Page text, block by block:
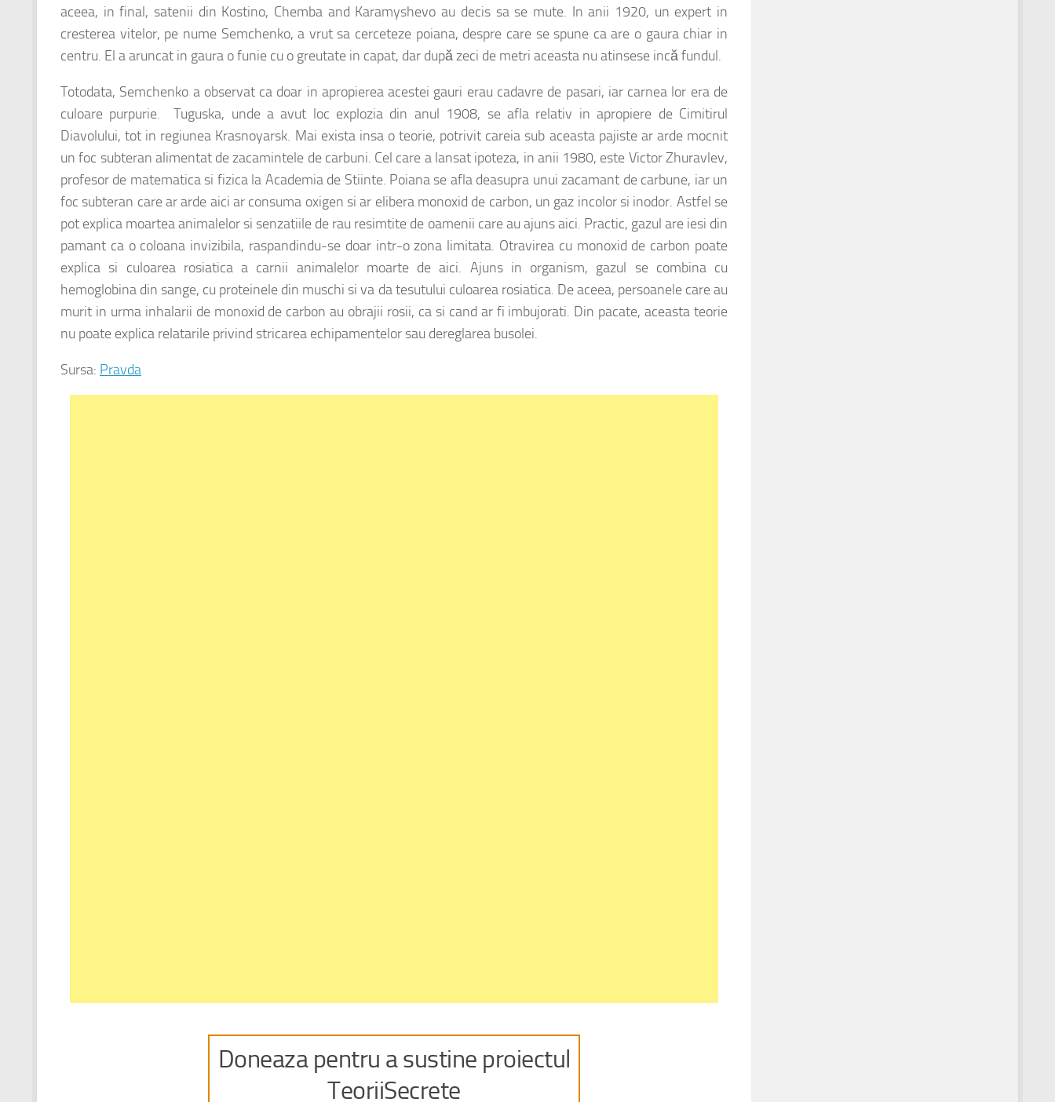
aceea, in final, satenii din Kostino, Chemba and Karamyshevo au decis sa se mute. In anii 1920, un expert in
cresterea vitelor, pe nume Semchenko, a vrut sa cerceteze poiana, despre care se spune ca are o gaura chiar in
centru. El a aruncat in gaura o funie cu o greutate in capat, dar după zeci de metri aceasta nu atinsese incă fundul.
Totodata, Semchenko a observat ca doar in apropierea acestei gauri erau cadavre de pasari, iar carnea lor era de
culoare purpurie. Tuguska, unde a avut loc explozia din anul 1908, se afla relativ in apropiere de Cimitirul
Diavolului, tot in regiunea Krasnoyarsk. Mai exista insa o teorie, potrivit careia sub aceasta pajiste ar arde mocnit
un foc subteran alimentat de zacamintele de carbuni. Cel care a lansat ipoteza, in anii 1980, este Victor Zhuravlev,
profesor de matematica si fizica la Academia de Stiinte. Poiana se afla deasupra unui zacamant de carbune, iar un
foc subteran care ar arde aici ar consuma oxigen si ar elibera monoxid de carbon, un gaz incolor si inodor. Astfel se
pot explica moartea animalelor si senzatiile de rau resimtite de oamenii care au ajuns aici. Practic, gazul are iesi din
pamant ca o coloana invizibila, raspandindu-se doar intr-o zona limitata. Otravirea cu monoxid de carbon poate
explica si culoarea rosiatica a carnii animalelor moarte de aici. Ajuns in organism, gazul se combina cu
hemoglobina din sange, cu proteinele din muschi si va da tesutului culoarea rosiatica. De aceea, persoanele care au
murit in urma inhalarii de monoxid de carbon au obrajii rosii, ca si cand ar fi imbujorati. Din pacate, aceasta teorie
nu poate explica relatarile privind stricarea echipamentelor sau dereglarea busolei.
Sursa: Pravda
Doneaza pentru a sustine proiectul
TeoriiSecrete